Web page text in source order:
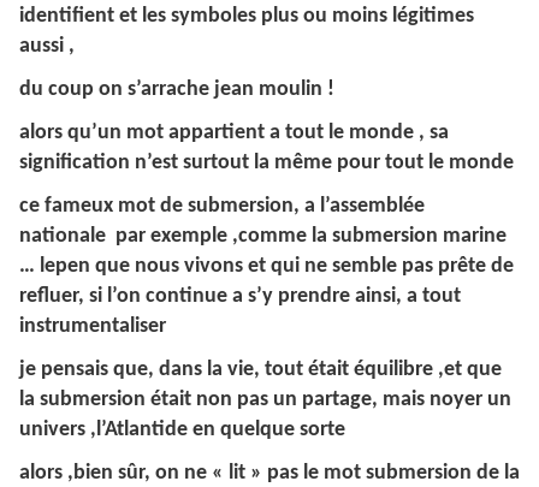
identifient et les symboles plus ou moins légitimes
aussi ,
du coup on s’arrache jean moulin !
alors qu’un mot appartient a tout le monde , sa
signification n’est surtout la même pour tout le monde
ce fameux mot de submersion, a l’assemblée
nationale par exemple ,comme la submersion marine
… lepen que nous vivons et qui ne semble pas prête de
refluer, si l’on continue a s’y prendre ainsi, a tout
instrumentaliser
je pensais que, dans la vie, tout était équilibre ,et que
la submersion était non pas un partage, mais noyer un
univers ,l’Atlantide en quelque sorte
alors ,bien sûr, on ne « lit » pas le mot submersion de la